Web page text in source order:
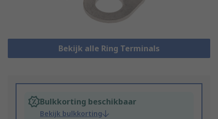
Bekijk alle Ring Terminals
Bulkkorting beschikbaar
Bekijk bulkkorting